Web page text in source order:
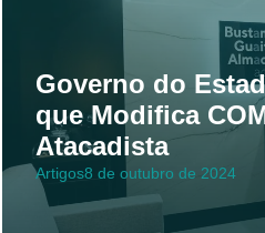
Governo do
que Modifica
Atacadista
Artigos8 de outubro de 2024